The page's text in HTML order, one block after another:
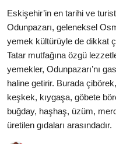
Rüya Tabirleri
Diyet & Sağlıklı
İletişim
Şehirler
Helal Gıda & Dini
Eskişehir’in en tarihi ve
Odunpazarı, geleneksel
yemek kültürüyle de dikkat
Tatar mutfağına özgü
yemekler, Odunpazarı’nı
haline getirir. Burada
keşkek, kıygaşa, göbete
buğday, haşhaş, üzüm,
üretilen gıdaları arasındadır.